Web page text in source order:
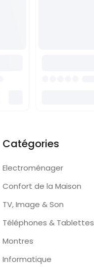
Catégories
Electroménager
Confort de la Maison
TV, Image & Son
Téléphones & Tablettes
Montres
Informatique